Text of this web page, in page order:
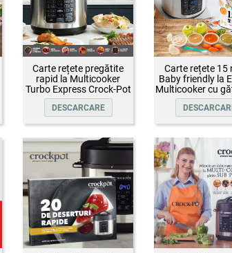
Carte rețete pregătite
rapid la Multicooker
Turbo Express Crock-Pot
DESCARCARE
Carte rețete 15
Baby friendly la
Multicooker cu
presiune